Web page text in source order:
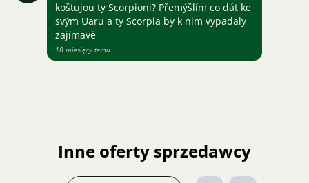
koštujou ty Scorpioni? Přemýšlím co dát ke
svým Uaru a ty Scorpia by k nim vypadaly
zajímavě
10 miesięcy temu
Inne oferty sprzedawcy